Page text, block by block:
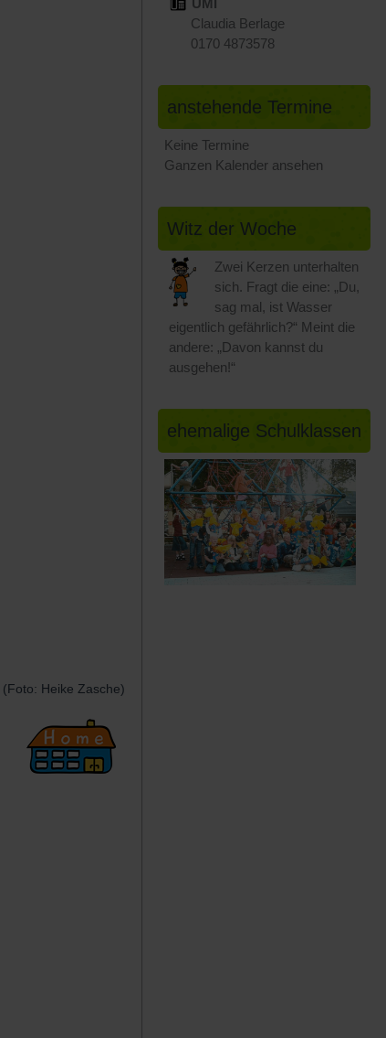
(Foto: Heike Zasche)
Claudia Berlage
0170 4873578
anstehende Termine
Keine Termine
Ganzen Kalender ansehen
Witz der Woche
Zwei Kerzen unterhalten
sich. Fragt die eine: „Du,
sag mal, ist Wasser
eigentlich gefährlich?“ Meint die
andere: „Davon kannst du
ausgehen!“
ehemalige Schulklassen